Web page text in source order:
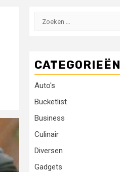
Zoeken
CATEGORIEËN
Auto's
Bucketlist
Business
Culinair
Diversen
Gadgets